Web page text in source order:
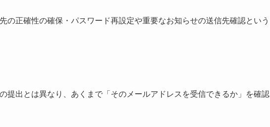
の正確性の確保・パスワード再設定や重要なお知らせの送信先確認という
提出とは異なり、あくまで「そのメールアドレスを受信できるか」を確認